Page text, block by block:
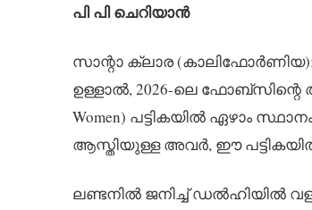
പി പി ചെറിയാൻ
സാന്റാ ക്ലാര (കാലിഫോർണിയ):
ഉള്ളാൽ, 2026-ലെ ഫോബ്‌സിന്റെ
Women) പട്ടികയിൽ ഏഴാം
ആസ്തിയുള്ള അവർ, ഈ
ലണ്ടനിൽ ജനിച്ച് ഡൽഹിയിൽ